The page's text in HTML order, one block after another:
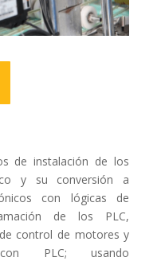
de instalación de los
y su conversión a
con lógicas de
de los PLC,
control de motores y
PLC; usando